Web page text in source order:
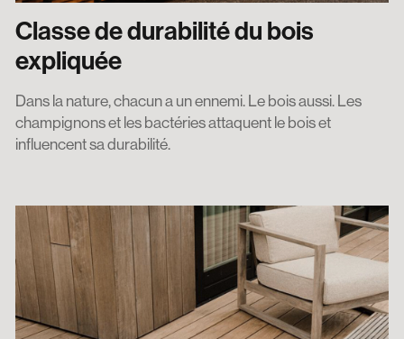
Classe de durabilité du bois
expliquée
Dans la nature, chacun a un ennemi. Le bois aussi. Les
champignons et les bactéries attaquent le bois et
influencent sa durabilité.